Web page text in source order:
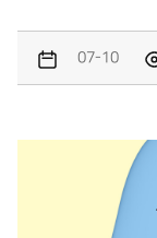
07-10